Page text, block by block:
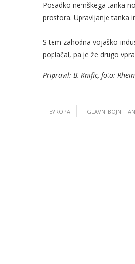
Posadko nemškega tanka
prostora. Upravljanje tanka
S tem zahodna vojaško-
poplačal, pa je že drugo
Pripravil: B. Knific, foto:
EVROPA GLAVNI BOJNI